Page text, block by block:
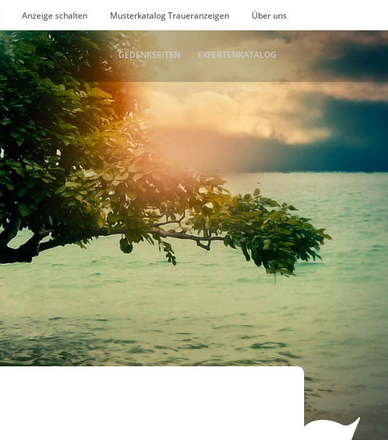
Anzeige schalten Musterkatalog Traueranzeigen Über uns
GEDENKSEITEN EXPERTENKATALOG